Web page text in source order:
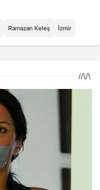
Ramazan Keleş İzmir